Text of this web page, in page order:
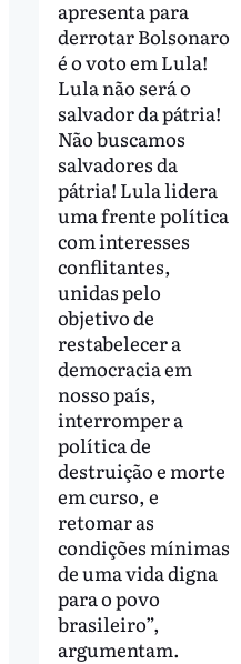
apresenta para
derrotar Bolsonaro
é o voto em Lula!
Lula não será o
salvador da pátria!
Não buscamos
salvadores da
pátria! Lula lidera
uma frente política
com interesses
conflitantes,
unidas pelo
objetivo de
restabelecer a
democracia em
nosso país,
interromper a
política de
destruição e morte
em curso, e
retomar as
condições mínimas
de uma vida digna
para o povo
brasileiro”,
argumentam.